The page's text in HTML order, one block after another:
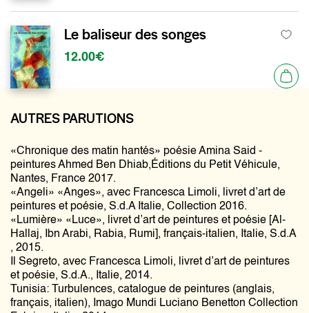
Le baliseur des songes
12.00€
AUTRES PARUTIONS
«Chronique des matin hantés» poésie Amina Said -
peintures Ahmed Ben Dhiab,Éditions du Petit Véhicule,
Nantes, France 2017.
«Angeli» «Anges», avec Francesca Limoli, livret d’art de
peintures et poésie, S.d.A Italie, Collection 2016.
«Lumière» «Luce», livret d’art de peintures et poésie [Al-
Hallaj, Ibn Arabi, Rabia, Rumi], français-italien, Italie, S.d.A
, 2015.
Il Segreto, avec Francesca Limoli, livret d’art de peintures
et poésie, S.d.A., Italie, 2014.
Tunisia: Turbulences, catalogue de peintures (anglais,
français, italien), Imago Mundi Luciano Benetton Collection